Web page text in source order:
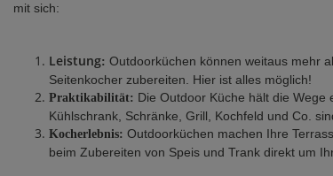
mit sich:
Leistung: Outdoorküchen können weitaus mehr
Seitenkocher zubereiten. Hier ist alles möglich!
Praktikabilität: Die Outdoor Küche hält die
Kühlschrank, Schränke, Grill, Kochfeld und Co.
Kocherlebnis: Outdoorküchen machen Ihre
beim Zubereiten von Speis und Trank direkt um